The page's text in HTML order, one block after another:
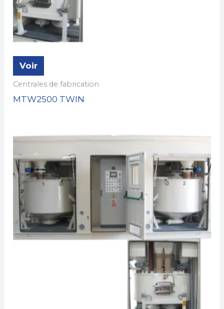
Voir
Centrales de fabrication
MTW2500 TWIN